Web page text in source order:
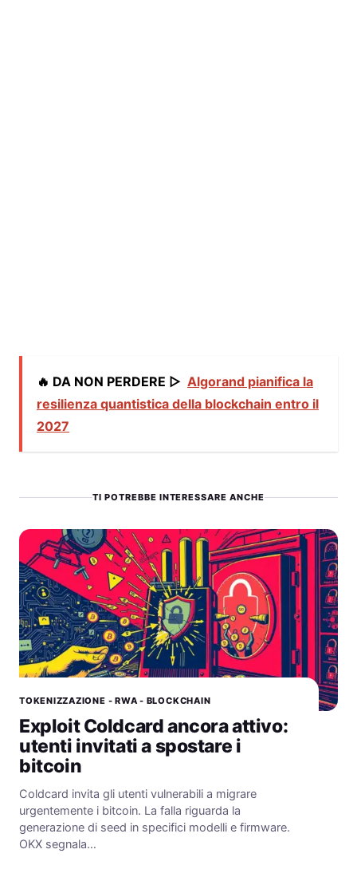
🔥 DA NON PERDERE ▷ Algorand pianifica la
resilienza quantistica della blockchain entro il
2027
TI POTREBBE INTERESSARE ANCHE
TOKENIZZAZIONE - RWA - BLOCKCHAIN
Exploit Coldcard ancora attivo:
utenti invitati a spostare i
bitcoin
Coldcard invita gli utenti vulnerabili a migrare
urgentemente i bitcoin. La falla riguarda la
generazione di seed in specifici modelli e firmware.
OKX segnala…